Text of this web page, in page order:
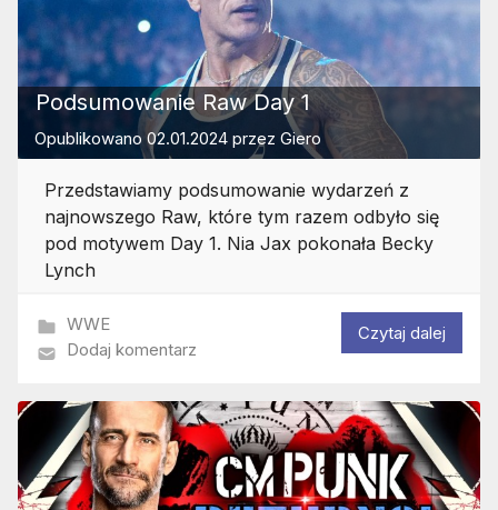
Podsumowanie Raw Day 1
Opublikowano02.01.2024 przez Giero
Przedstawiamy podsumowanie wydarzeń z
najnowszego Raw, które tym razem odbyło się
pod motywem Day 1. Nia Jax pokonała Becky
Lynch
WWE
Dodaj komentarz
Czytaj dalej